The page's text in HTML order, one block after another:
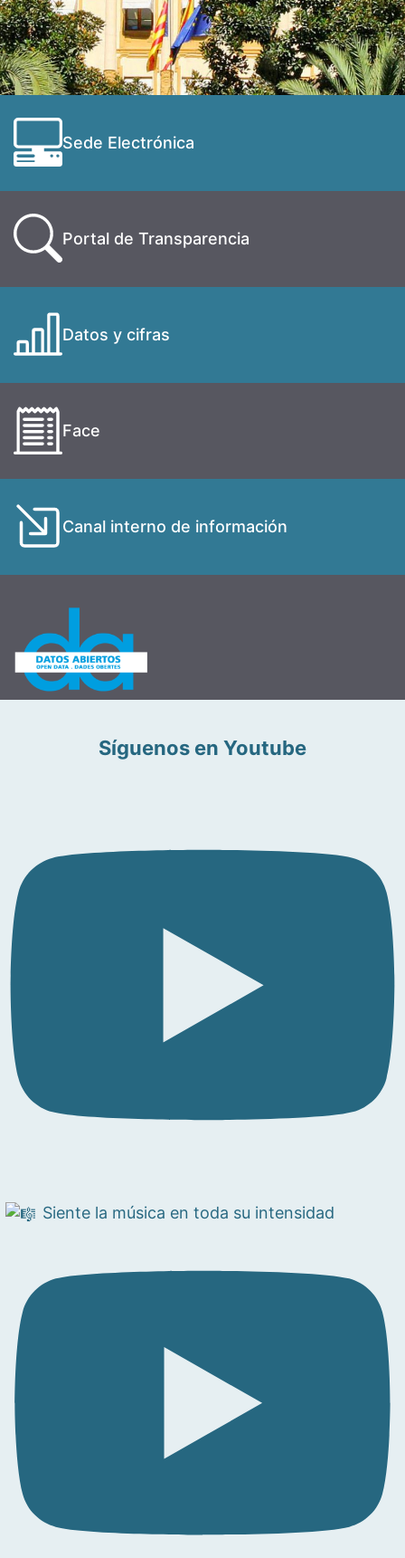
Sede Electrónica
Portal de Transparencia
Datos y cifras
Face
Canal interno de información
Síguenos en Youtube
Siente la música en toda su intensidad